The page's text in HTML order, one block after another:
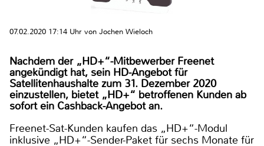
07.02.2020 17:14 Uhr von Jochen Wieloch
Nachdem der „HD+“-Mitbewerber Freenet
angekündigt hat, sein HD-Angebot für
Satellitenhaushalte zum 31. Dezember 2020
einzustellen, bietet „HD+“ betroffenen Kunden ab
sofort ein Cashback-Angebot an.
Freenet-Sat-Kunden kaufen das „HD+“-Modul
inklusive „HD+“-Sender-Paket für sechs Monate für